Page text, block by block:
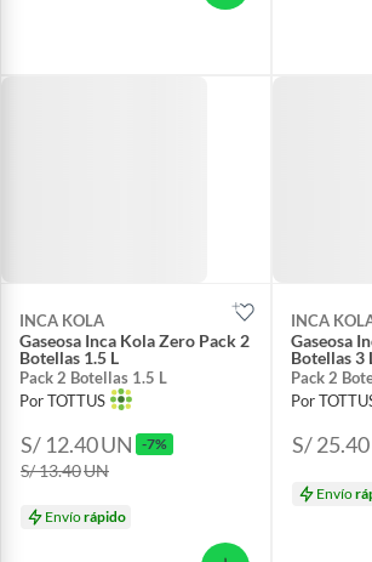
INCA KOLA
Gaseosa Inca Kola Zero Pack 2
Botellas 1.5 L
Pack 2 Botellas 1.5 L
Por TOTTUS
S/ 12.40UN -7%
S/ 13.40UN
Envíorápido
INCA
Gaseosa
Botellas 3
Pack 2
Por
S/ 25.40
Envío